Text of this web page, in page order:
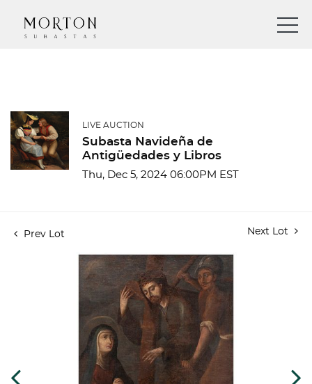
LIVE AUCTION
Subasta Navideña de
Antigüedades y Libros
Thu, Dec 5, 2024 06:00PM EST
Prev Lot Next Lot